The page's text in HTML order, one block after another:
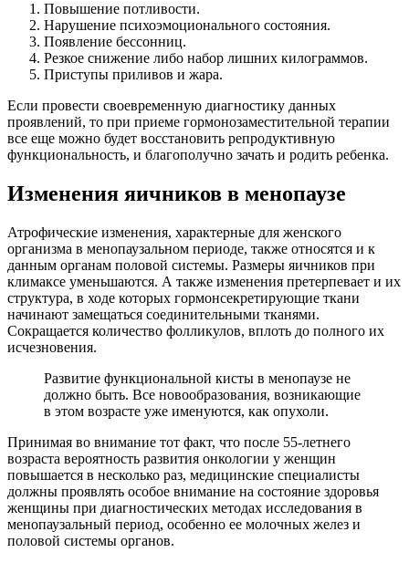
Повышение потливости.
Нарушение психоэмоционального состояния.
Появление бессонниц.
Резкое снижение либо набор лишних килограммов.
Приступы приливов и жара.
Если провести своевременную диагностику данных
проявлений, то при приеме гормонозаместительной терапии
все еще можно будет восстановить репродуктивную
функциональность, и благополучно зачать и родить ребенка.
Изменения яичников в менопаузе
Атрофические изменения, характерные для женского
организма в менопаузальном периоде, также относятся и к
данным органам половой системы. Размеры яичников при
климаксе уменьшаются. А также изменения претерпевает и их
структура, в ходе которых гормонсекретирующие ткани
начинают замещаться соединительными тканями.
Сокращается количество фолликулов, вплоть до полного их
исчезновения.
Развитие функциональной кисты в менопаузе не
должно быть. Все новообразования, возникающие
в этом возрасте уже именуются, как опухоли.
Принимая во внимание тот факт, что после 55-летнего
возраста вероятность развития онкологии у женщин
повышается в несколько раз, медицинские специалисты
должны проявлять особое внимание на состояние здоровья
женщины при диагностических методах исследования в
менопаузальный период, особенно ее молочных желез и
половой системы органов.